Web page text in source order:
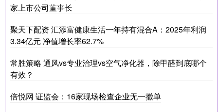
家上市公司董事长
聚天下配资 汇添富健康生活一年持有混合A：2025年利润
3.34亿元 净值增长率62.7%
常胜策略 通风vs专业治理vs空气净化器，除甲醛到底哪个
有效？
倍悦网 证监会：16家现场检查企业无一撤单